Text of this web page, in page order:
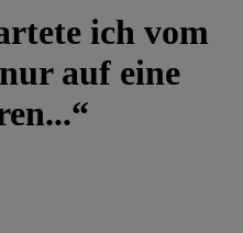
ich vom
auf eine